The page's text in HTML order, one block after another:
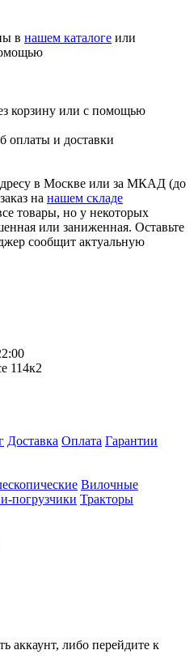
в нашем каталоге или
корзину или с помощью
оплаты и доставки
в Москве или за МКАД (до
на нашем складе
товары, но у некоторых
или заниженная. Оставьте
сообщит актуальную
114к2
Доставка Оплата Гарантии
Вилочные
погрузчики Тракторы
аккаунт, либо перейдите к